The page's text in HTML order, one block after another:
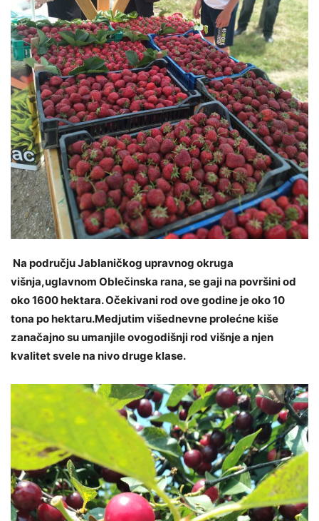
Na području Jablaničkog upravnog okruga
višnja,uglavnom Oblečinska rana, se gaji na površini od
oko 1600 hektara. Očekivani rod ove godine je oko 10
tona po hektaru.Medjutim višednevne prolećne kiše
zanačajno su umanjile ovogodišnji rod višnje a njen
kvalitet svele na nivo druge klase.